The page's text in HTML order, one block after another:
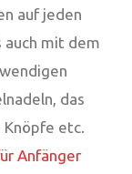
auf jeden
auch mit dem
das
Knöpfe etc.
Anfänger